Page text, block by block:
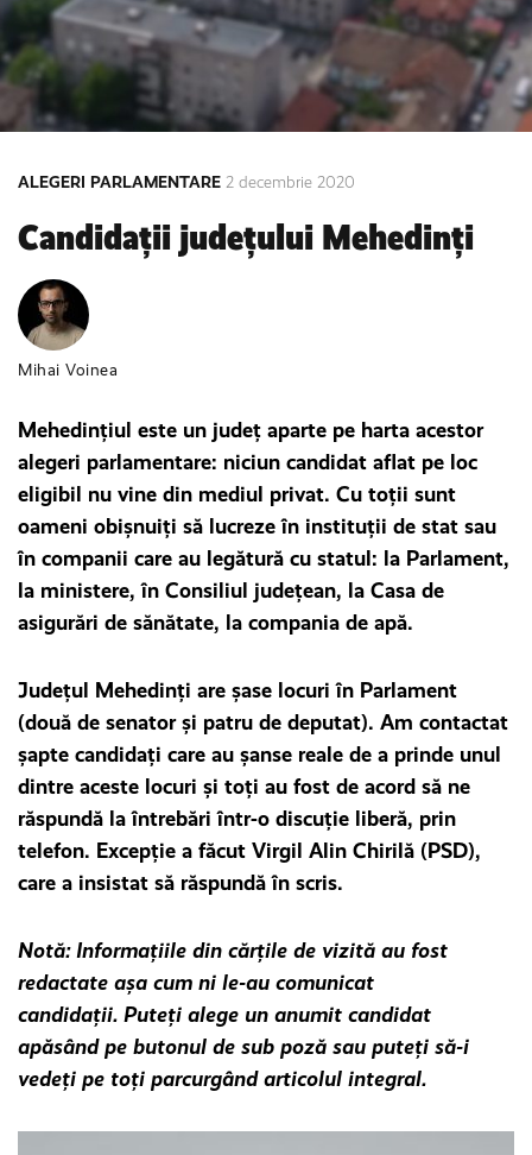
ALEGERI PARLAMENTARE 2 decembrie 2020
Candidații județului Mehedinți
Mihai Voinea
Mehedințiul este un județ aparte pe harta acestor
alegeri parlamentare: niciun candidat aflat pe loc
eligibil nu vine din mediul privat. Cu toții sunt
oameni obișnuiți să lucreze în instituții de stat sau
în companii care au legătură cu statul: la Parlament,
la ministere, în Consiliul județean, la Casa de
asigurări de sănătate, la compania de apă.
Județul Mehedinți are șase locuri în Parlament
(două de senator și patru de deputat). Am contactat
șapte candidați care au șanse reale de a prinde unul
dintre aceste locuri și toți au fost de acord să ne
răspundă la întrebări într-o discuție liberă, prin
telefon. Excepție a făcut Virgil Alin Chirilă (PSD),
care a insistat să răspundă în scris.
Notă: Informațiile din cărțile de vizită au fost
redactate așa cum ni le-au comunicat
candidații. Puteți alege un anumit candidat
apăsând pe butonul de sub poză sau puteți să-i
vedeți pe toți parcurgând articolul integral.